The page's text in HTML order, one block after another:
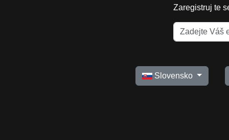
Zaregistruj te
Slovensko